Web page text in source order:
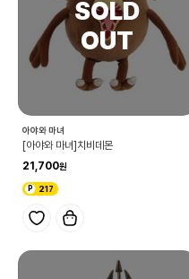
아야와 마녀
[아야와 마녀]치비데몬
21,700
217